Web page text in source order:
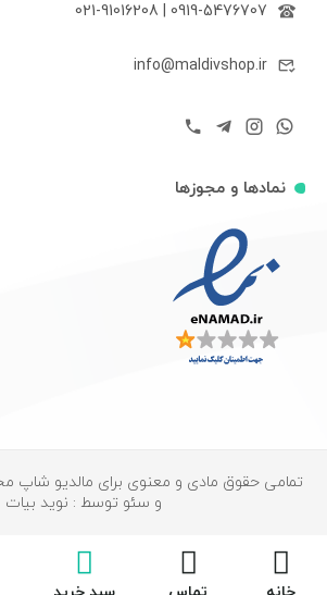
0919-5476707
|
021-91016208
info@maldivshop.ir
نمادها و مجوزها
تمامی حقوق مادی و معنوی برای مالدیو شاپ
و سئو توسط : نوید بیات